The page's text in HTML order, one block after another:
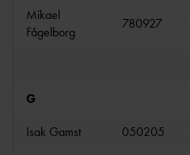
AKTIVA
ÖVRIGA
Mikael
Fågelborg
780927
G
Isak Gamst
050205